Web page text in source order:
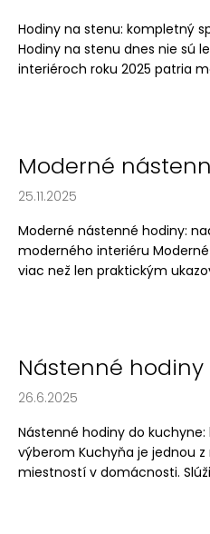
v
Hodiny na stenu: kompletný
Hodiny na stenu dnes nie sú
interiéroch roku 2025 patria
Moderné
25.11.2025
Moderné nástenné hodiny:
moderného interiéru
viac než len praktickým
Nástenné
26.6.2025
Nástenné hodiny do
výberom Kuchyňa je jednou
miestností v domácnosti.
n
á
j
s
o
r
ú
a
m
e